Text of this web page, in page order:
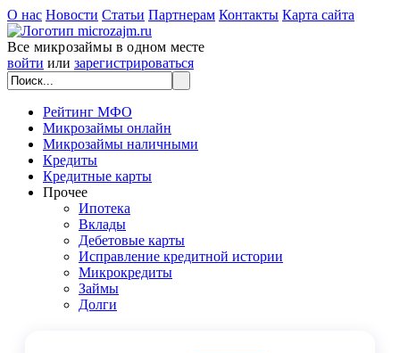
О нас Новости Статьи Партнерам Контакты Карта сайта
Все микрозаймы в одном месте
войти или зарегистрироваться
Рейтинг МФО
Микрозаймы онлайн
Микрозаймы наличными
Кредиты
Кредитные карты
Прочее
Ипотека
Вклады
Дебетовые карты
Исправление кредитной истории
Микрокредиты
Займы
Долги